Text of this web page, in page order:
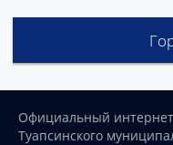
Официальный
Туапсинского